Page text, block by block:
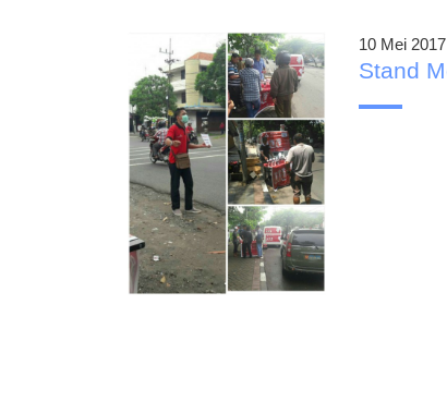
10 Mei
Stand